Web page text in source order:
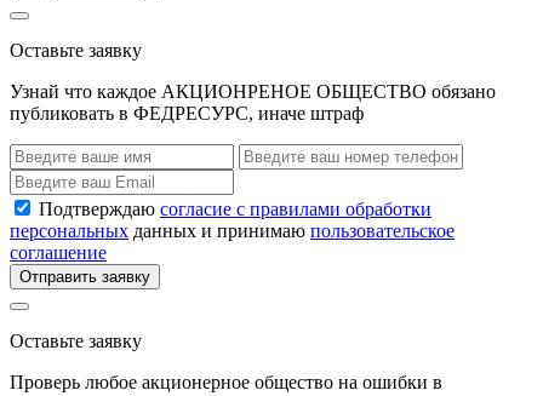
Оставьте заявку
Узнай что каждое АКЦИОНРЕНОЕ ОБЩЕСТВО обязано
публиковать в ФЕДРЕСУРС, иначе штраф
Подтверждаю согласие с правилами обработки
персональных данных и принимаю пользовательское
соглашение
Отправить заявку
Оставьте заявку
Проверь любое акционерное общество на ошибки в